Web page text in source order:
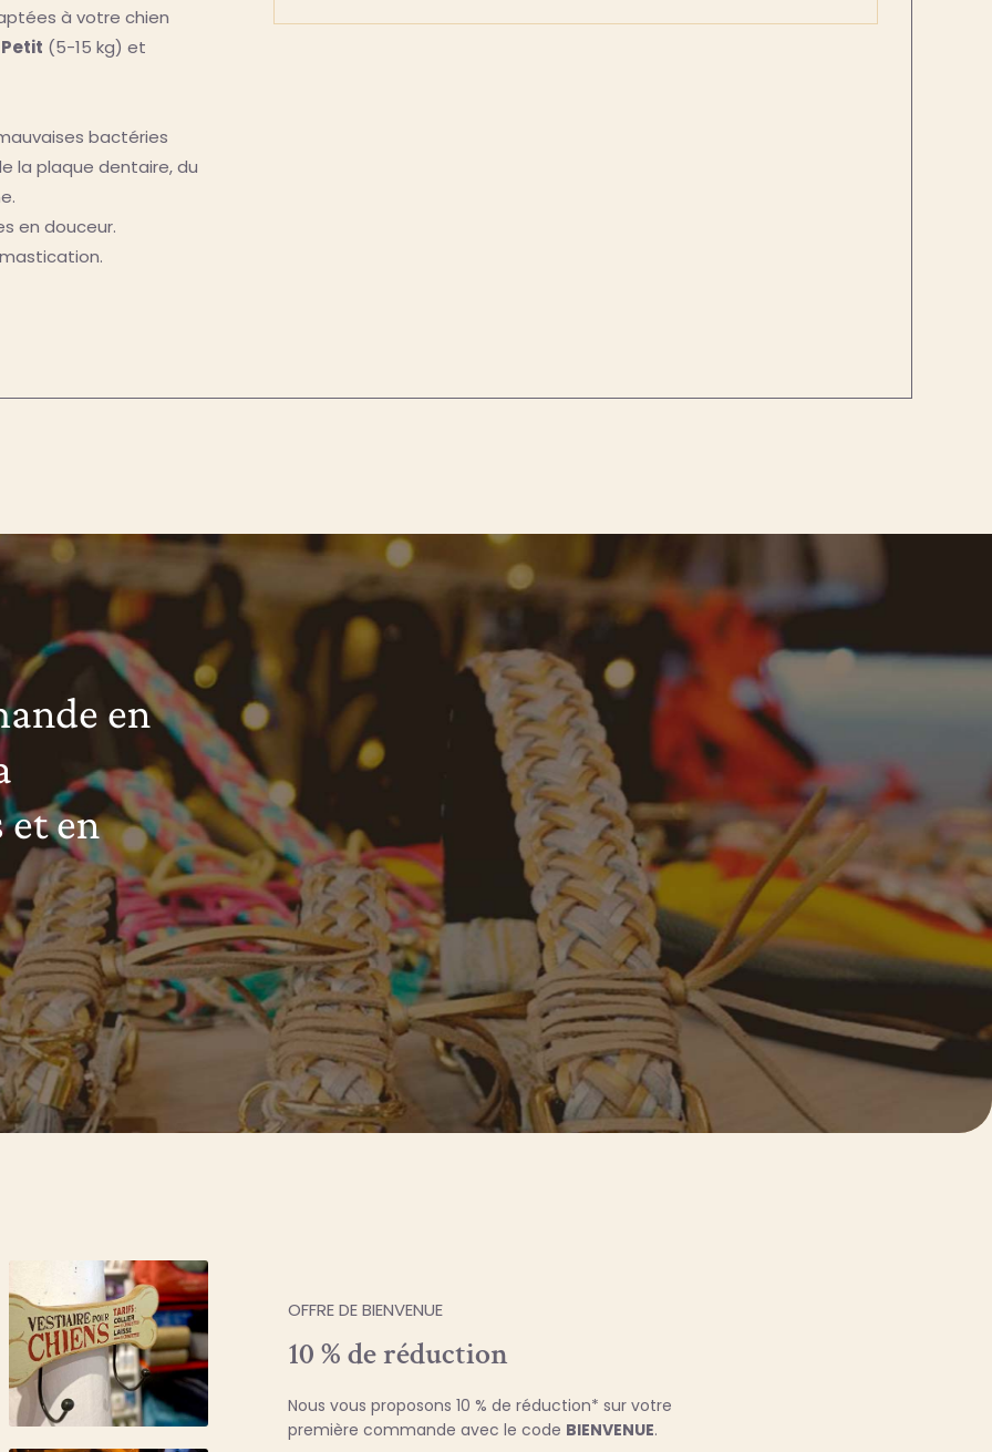
à votre chien
Petit (5-15 kg) et
bactéries
la plaque dentaire, du
en douceur.
en
et en
OFFRE DE BIENVENUE
10 % de réduction
Nous vous proposons 10 % de réduction* sur votre
première commande avec le code BIENVENUE.